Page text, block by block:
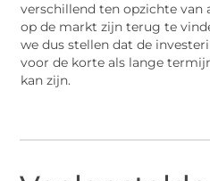
verschillend ten opzichte van
op de markt zijn terug te
we dus stellen dat de
voor de korte als lange
kan zijn.